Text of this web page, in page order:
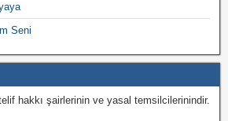
Seni
hakkı şairlerinin ve yasal temsilcilerinindir.